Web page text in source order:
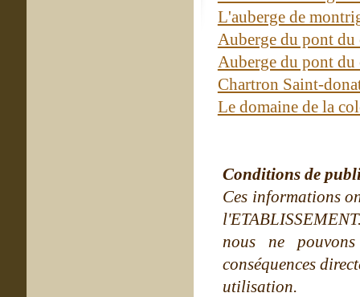
L'auberge de
Auberge du pont
Auberge du pont
Chartron Saint-
Le domaine de la
Conditions de
Ces informations
nous ne
conséquences
utilisation.